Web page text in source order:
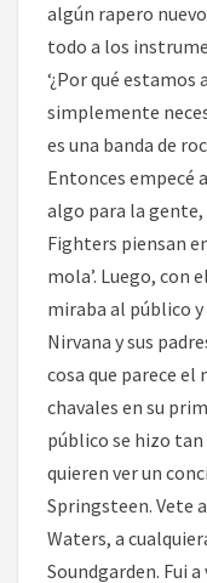
algún rapero
todo a los
‘¿Por qué estamos
simplemente
es una banda de
Entonces empecé
algo para la gente,
Fighters piensan
mola’. Luego, con
miraba al público y
Nirvana y sus
cosa que parece el
chavales en su
público se hizo tan
quieren ver un
Springsteen. Vete
Waters, a
Soundgarden. Fui